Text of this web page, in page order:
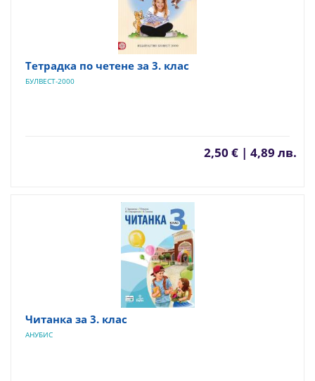
Тетрадка по четене за 3. клас
БУЛВЕСТ-2000
2,50 € | 4,89 лв.
Читанка за 3. клас
АНУБИС